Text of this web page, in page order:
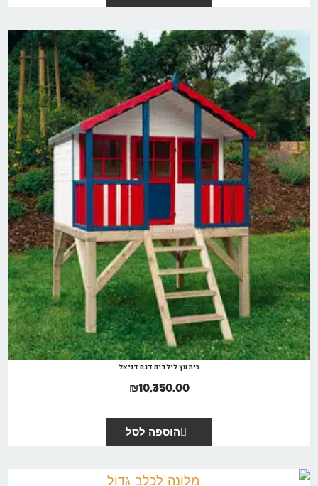
בית עץ לילדים דגם דניאל
₪10,350.00
הוספה לסל